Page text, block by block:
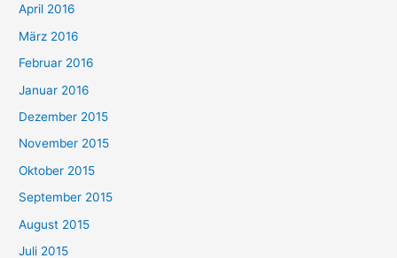
April 2016
März 2016
Februar 2016
Januar 2016
Dezember 2015
November 2015
Oktober 2015
September 2015
August 2015
Juli 2015